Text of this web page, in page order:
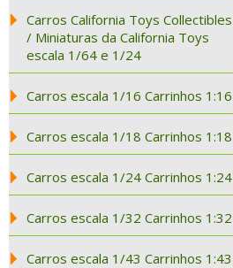
Carros California Toys Collectibles
/ Miniaturas da California Toys
escala 1/64 e 1/24
Carros escala 1/16 Carrinhos 1:16
Carros escala 1/18 Carrinhos 1:18
Carros escala 1/24 Carrinhos 1:24
Carros escala 1/32 Carrinhos 1:32
Carros escala 1/43 Carrinhos 1:43